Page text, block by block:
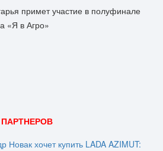
Новак хочет купить LADA AZIMUT: